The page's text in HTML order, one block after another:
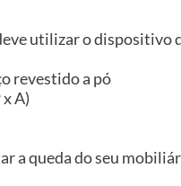
utilizar o dispositivo
revestido a pó
A)
a queda do seu